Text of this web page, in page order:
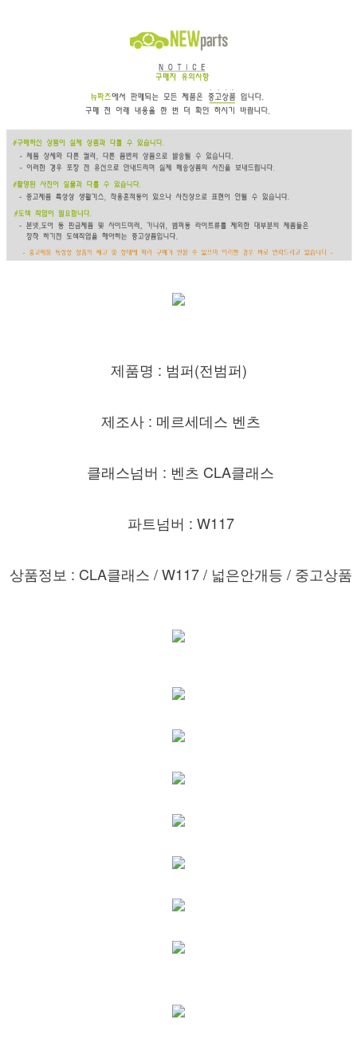
제품명 : 범퍼(전범퍼)
제조사 : 메르세데스 벤츠
클래스넘버 : 벤츠 CLA클래스
파트넘버 : W117
상품정보 : CLA클래스 / W117 / 넓은안개등 / 중고상품